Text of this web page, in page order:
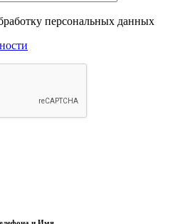
персональных данных